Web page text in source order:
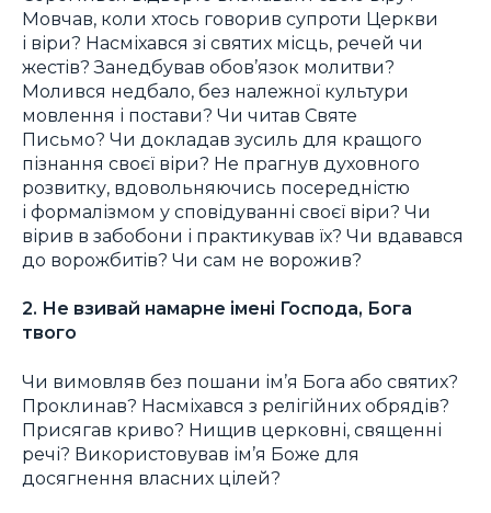
Мовчав, коли хтось говорив супроти Церкви
і віри? Насміхався зі святих місць, речей чи
жестів? Занедбував обов’язок молитви?
Молився недбало, без належної культури
мовлення і постави? Чи читав Святе
Письмо? Чи докладав зусиль для кращого
пізнання своєї віри? Не прагнув духовного
розвитку, вдовольняючись посередністю
і формалізмом у сповідуванні своєї віри? Чи
вірив в забобони і практикував їх? Чи вдавався
до ворожбитів? Чи сам не ворожив?
2. Не взивай намарне імені Господа, Бога
твого
Чи вимовляв без пошани ім’я Бога або святих?
Проклинав? Насміхався з релігійних обрядів?
Присягав криво? Нищив церковні, священні
речі? Використовував ім’я Боже для
досягнення власних цілей?